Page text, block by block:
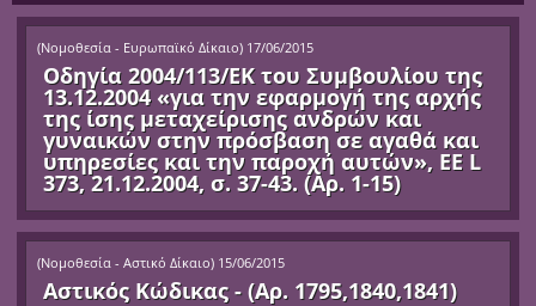
(Νομοθεσία - Ευρωπαϊκό Δίκαιο) 17/06/2015
Οδηγία 2004/113/ΕΚ του Συμβουλίου της
13.12.2004 «για την εφαρμογή της αρχής
της ίσης μεταχείρισης ανδρών και
γυναικών στην πρόσβαση σε αγαθά και
υπηρεσίες και την παροχή αυτών», ΕΕ L
373, 21.12.2004, σ. 37-43. (Αρ. 1-15)
(Νομοθεσία - Αστικό Δίκαιο) 15/06/2015
Αστικός Κώδικας - (Αρ. 1795,1840,1841)